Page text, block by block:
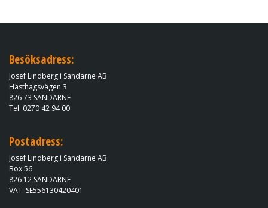
Besöksadress:
Josef Lindberg i Sandarne AB
Hästhagsvägen 3
​​​​​​​826 73 SANDARNE
Tel. 0270 42 94 00
Postadress:
Josef Lindberg i Sandarne AB
Box 56
826 12 SANDARNE​​​​​​​
VAT: SE556130420401